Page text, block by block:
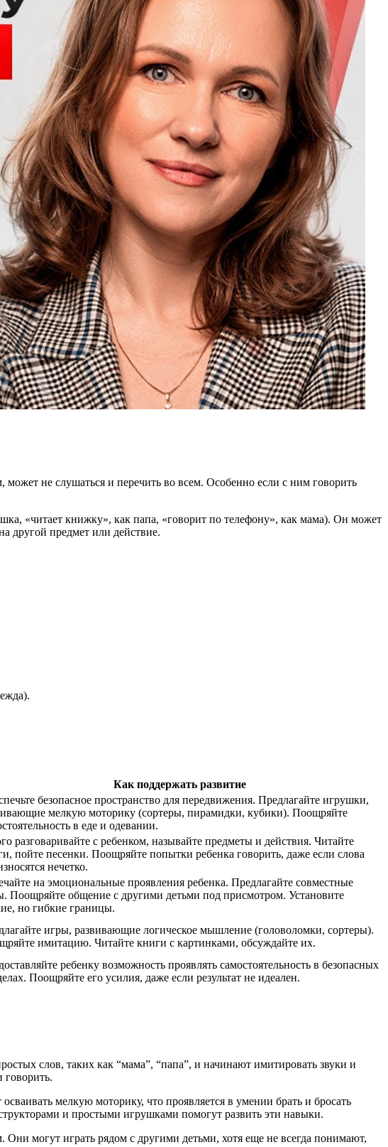
не слушаться и перечить во всем. Особенно если с ним говорить
«читает книжку», как папа, «говорит по телефону», как мама). Он может
другой предмет или действие.
Как поддержать развитие
безопасное пространство для передвижения. Предлагайте игрушки,
мелкую моторику (сортеры, пирамидки, кубики). Поощряйте
в еде и одевании.
разговаривайте с ребенком, называйте предметы и действия. Читайте
пойте песенки. Поощряйте попытки ребенка говорить, даже если слова
нечетко.
на эмоциональные проявления ребенка. Предлагайте совместные
Поощряйте общение с другими детьми под присмотром. Установите
но гибкие границы.
игры, развивающие логическое мышление (головоломки, сортеры).
имитацию. Читайте книги с картинками, обсуждайте их.
ребенку возможность проявлять самостоятельность в безопасных
Поощряйте его усилия, даже если результат не идеален.
слов, таких как “мама”, “папа”, и начинают имитировать звуки и
говорить.
мелкую моторику, что проявляется в умении брать и бросать
и простыми игрушками помогут развить эти навыки.
Они могут играть рядом с другими детьми, хотя еще не всегда понимают,